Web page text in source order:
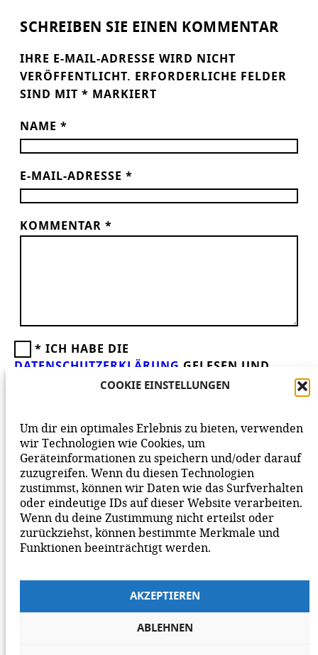
COOKIE EINSTELLUNGEN
Um dir ein optimales Erlebnis zu bieten, verwenden
wir Technologien wie Cookies, um
Geräteinformationen zu speichern und/oder darauf
zuzugreifen. Wenn du diesen Technologien
zustimmst, können wir Daten wie das Surfverhalten
oder eindeutige IDs auf dieser Website verarbeiten.
Wenn du deine Zustimmung nicht erteilst oder
zurückziehst, können bestimmte Merkmale und
Funktionen beeinträchtigt werden.
AKZEPTIEREN
ABLEHNEN
SCHREIBEN SIE EINEN KOMMENTAR
IHRE E-MAIL-ADRESSE WIRD NICHT
VERÖFFENTLICHT.
ERFORDERLICHE FELDER
SIND MIT * MARKIERT
NAME *
E-MAIL-ADRESSE *
KOMMENTAR *
* ICH HABE DIE
DATENSCHUTZERKLÄRUNG GELESEN UND
AKZEPTIERE DIESE.WIR FREUEN UNS ÜBER
MITEINANDER AUF UNSERER SEITE.